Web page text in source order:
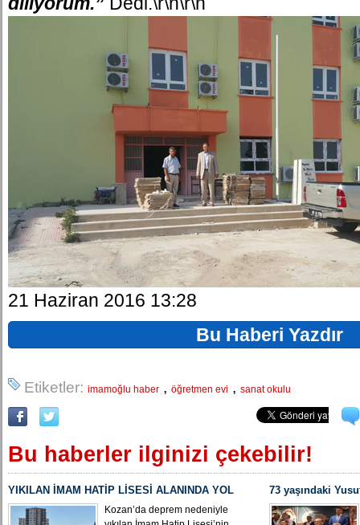
21 Haziran 2016 13:28
Bu Haberi Yazdır
Etiketler: imamoğlu haber , öğretmen evi , sanat okulu
Bu haberler ilginizi çekebilir!
YIKILAN İMAM HATİP LİSESİ ALANINDA YOL
ÇALIŞMASI BAŞLADIKozan’da deprem nedeniyle
73 yaşındaki
Yeniden MHP